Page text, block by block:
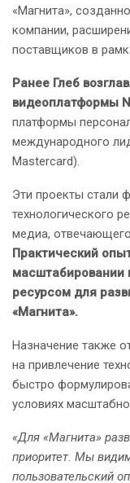
«Магнита»,
компании,
поставщиков в
Ранее Глеб
видеоплатформы
платформы
международного
Mastercard).
Эти проекты стали
технологического
медиа,
Практический
масштабировании
ресурсом для
«Магнита».
Назначение также
на привлечение
быстро
условиях
«Для «Магнита»
приоритет. Мы
пользовательский